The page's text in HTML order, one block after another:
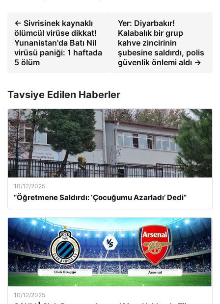
← Sivrisinek kaynaklı
ölümcül virüse dikkat!
Yunanistan'da Batı Nil
virüsü paniği: 1 haftada
5 ölüm
Yer: Diyarbakır!
Kalabalık bir grup
kahve zincirinin
şubesine saldırdı, polis
güvenlik önlemi aldı →
Tavsiye Edilen Haberler
10/12/2025
“Öğretmene Saldırdı: ‘Çocuğumu Azarladı’ Dedi”
10/12/2025